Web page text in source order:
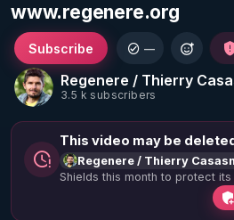
www.regenere.org
Regenere / Thierry
3.5 k subscribers
Subscribe —
This video may be
Regenere / Thierry
Shields this month to protect